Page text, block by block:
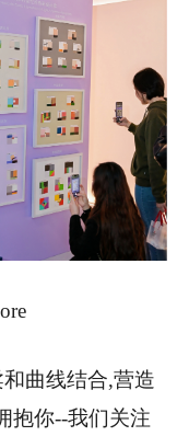
曲线结合,营造
抱你--我们关注